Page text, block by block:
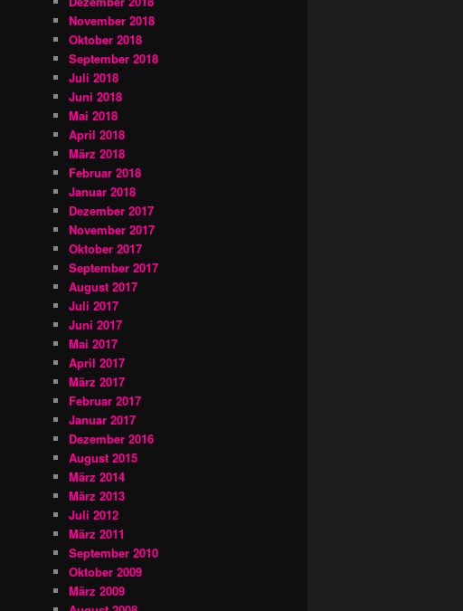
November 2018
Oktober 2018
September 2018
Juli 2018
Juni 2018
Mai 2018
April 2018
März 2018
Februar 2018
Januar 2018
Dezember 2017
November 2017
Oktober 2017
September 2017
August 2017
Juli 2017
Juni 2017
Mai 2017
April 2017
März 2017
Februar 2017
Januar 2017
Dezember 2016
August 2015
März 2014
März 2013
Juli 2012
März 2011
September 2010
Oktober 2009
März 2009